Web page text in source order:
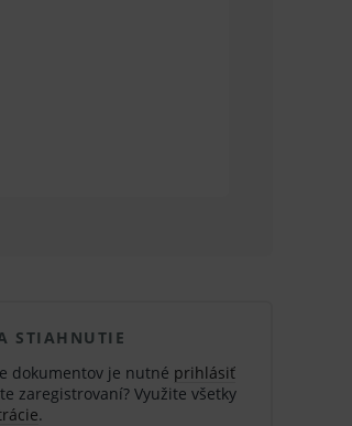
STIAHNUTIE
dokumentov je nutné prihlásiť
zaregistrovaní? Využite všetky
.